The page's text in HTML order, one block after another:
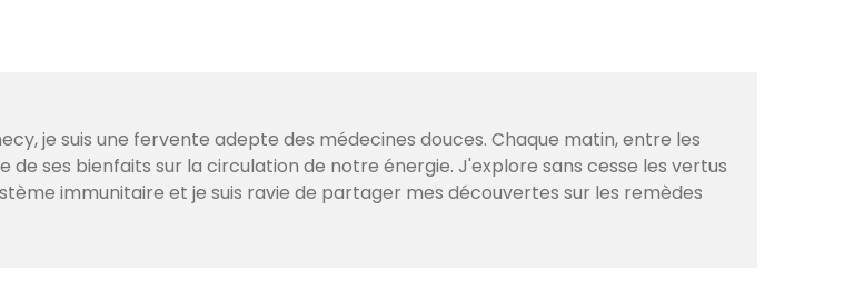
je suis une fervente adepte des médecines douces. Chaque matin, entre les
ses bienfaits sur la circulation de notre énergie. J'explore sans cesse les vertus
immunitaire et je suis ravie de partager mes découvertes sur les remèdes